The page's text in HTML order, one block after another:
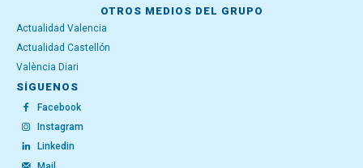
OTROS MEDIOS DEL GRUPO
Actualidad Valencia
Actualidad Castellón
València Diari
SÍGUENOS
Facebook
Instagram
Linkedin